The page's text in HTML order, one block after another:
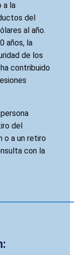
a la
del
al año.
años, la
de los
contribuido
del
o a un retiro
con la